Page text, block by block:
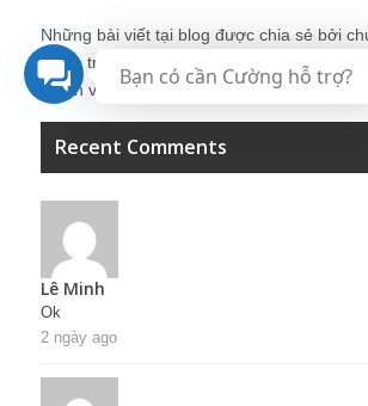
Những bài viết tại blog được chia sẻ bởi
Quản trị Nhân sự Nguyễn Hùng Cường (
thành viên khác trong cộng đồng Nhân sự.
Recent Comments
Lê Minh
Ok
2 ngày ago
Bạn có cần Cường hỗ trợ?